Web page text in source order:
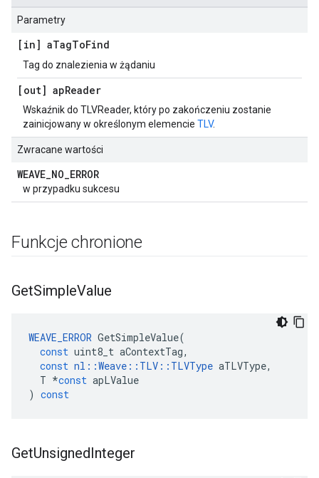
Parametry
[in] aTagToFind
Tag do znalezienia w żądaniu
[out] apReader
Wskaźnik do TLVReader, który po zakończeniu zostanie
zainicjowany w określonym elemencie TLV.
Zwracane wartości
WEAVE_NO_ERROR
w przypadku sukcesu
Funkcje chronione
GetSimpleValue
WEAVE_ERROR GetSimpleValue(
const uint8_t aContextTag,
const nl ::Weave :: TLV :: TLVType aTLVType,
T *const apLValue
) const
GetUnsignedInteger